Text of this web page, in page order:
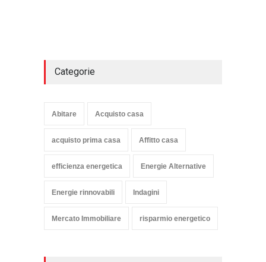
Categorie
Abitare Acquisto casa
acquisto prima casa Affitto casa
efficienza energetica Energie Alternative
Energie rinnovabili Indagini
Mercato Immobiliare risparmio energetico